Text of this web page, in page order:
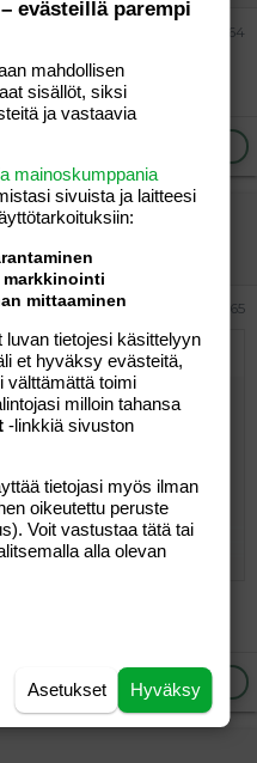
#308 364
Nyt on oikea
#308 365
:
nytten, sain tän
yksityishammaslääkärin
näkyi
vaan leukoja. Joten en
Ja sen paikan
siihen pidempi
jotain kolme päivää
Vastaa
evästeillä parempi
mahdollisen
sisällöt, siksi
ja vastaavia
mainoskumppania
sivuista ja laitteesi
mittaaminen
tietojesi käsittelyyn
et hyväksy evästeitä,
välttämättä toimi
milloin tahansa
-linkkiä sivuston
tietojasi myös ilman
oikeutettu peruste
Voit vastustaa tätä tai
alla olevan
Hyväksy
Asetukset